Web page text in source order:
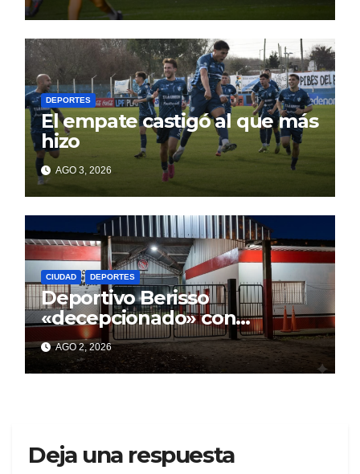
DEPORTES
El empate castigó al que más
hizo
AGO 3, 2026
CIUDAD DEPORTES
Deportivo Berisso
«decepcionado» con
Cagliardi y sus promesas
incumplidas
AGO 2, 2026
Deja una respuesta